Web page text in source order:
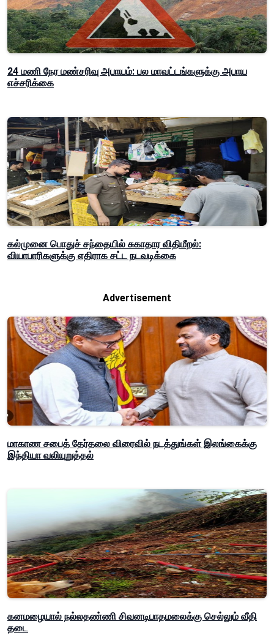
24 மணி நேர மண்சரிவு அபாயம்: பல மாவட்டங்களுக்கு அபாய
எச்சரிக்கை
கல்முனை பொதுச் சந்தையில் சுகாதார விதிமீறல்:
வியாபாரிகளுக்கு எதிராக சட்ட நடவடிக்கை
Advertisement
மாகாண சபைத் தேர்தலை விரைவில் நடத்துங்கள் இலங்கைக்கு
இந்தியா வலியுறுத்தல்
கனமழையால் நல்லதண்ணி சிவனடிபாதமலைக்கு செல்லும் வீதி
தடை